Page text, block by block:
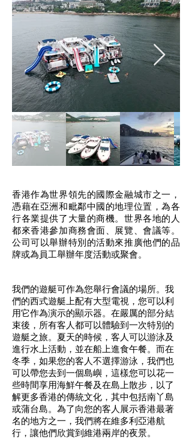
香港作為世界領先的國際金融城市之一，
憑藉在亞洲和毗鄰中國的地理位置，為各
行各業提供了大量的商機。世界各地的人
都來香港參加商務會面、展覽、會議等。
公司可以舉辦特別的活動來推廣他們的品
牌或為員工舉辦年度活動或聚會。
我們的遊艇可作為您舉行會議的場所。我
們的西式遊艇上配有大型電視，您可以利
用它作為演示的顯示器。在嚴厲的部分結
束後，所有客人都可以體驗到一次特別的
遊艇之旅。夏天的時候，客人可以游泳及
進行水上活動，並在船上進食午餐。而在
冬季，如果您的客人不選擇游泳，我們也
可以帶您去到一個島嶼，這樣您可以花一
些時間享用海鮮午餐及在島上散步，以了
解更多香港的傳統文化，其中包括南丫島
或蒲台島。為了向您的客人展示香港最著
名的地方之一，我們將在維多利亞港航
行，讓他們欣賞到維港兩岸的夜景。